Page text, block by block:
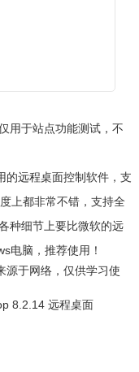
用于站点功能测试，不
的远程桌面控制软件，支
上都非常不错，支持全
种细节上要比微软的远
电脑，推荐使用！
源于网络，仅供学习使
8.2.14 远程桌面